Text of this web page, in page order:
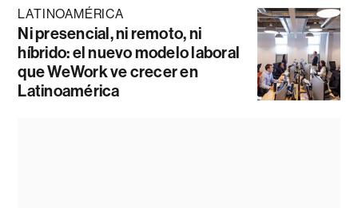
LATINOAMÉRICA
Ni presencial, ni remoto, ni
híbrido: el nuevo modelo laboral
que WeWork ve crecer en
Latinoamérica